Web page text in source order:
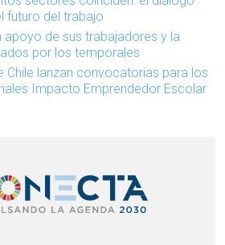
futuro del trabajo
apoyo de sus trabajadores y la
por los temporales
Chile lanzan convocatorias para los
Impacto Emprendedor Escolar